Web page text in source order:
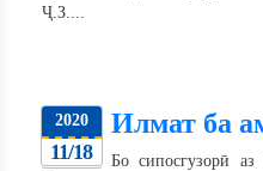
Ҷ.З....
2020
11/18
Илмат ба
Бо сипосгузорӣ аз